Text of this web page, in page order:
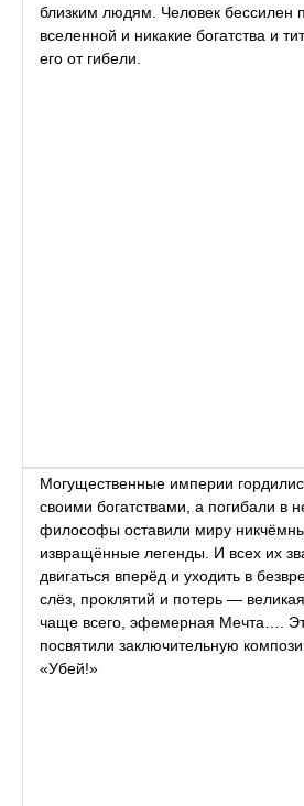
близким людям. Человек бессилен
вселенной и никакие богатства и
его от гибели.
Могущественные империи
своими богатствами, а погибали в
философы оставили миру
извращённые легенды. И всех их
двигаться вперёд и уходить в
слёз, проклятий и потерь —
чаще всего, эфемерная Мечта….
посвятили заключительную
«Убей!»